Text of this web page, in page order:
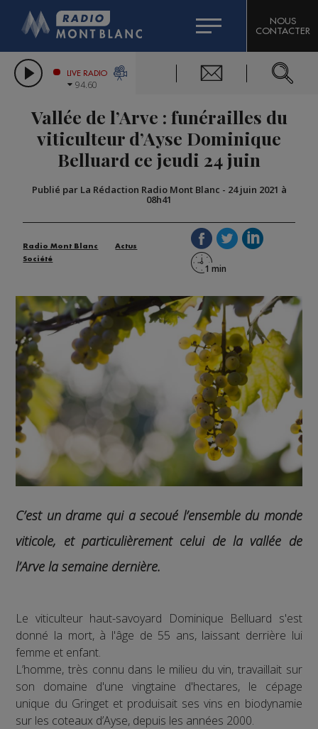
LES CHRONIQUES DE L'EXPERT
CITIZEN MACHINERY
GRAND MASSIF DOMAINES SKIABLES
BIGARD
COMPAGNIE DU MONT-BLANC
NOUS
CONTACTER
LIVE RADIO
94.60
Vallée de l’Arve : funérailles du
viticulteur d’Ayse Dominique
Belluard ce jeudi 24 juin
Publié par La Rédaction Radio Mont Blanc - 24 juin 2021 à
08h41
Radio Mont Blanc
Actus
Société
C’est un drame qui a secoué l’ensemble du monde
viticole, et particulièrement celui de la vallée de
l’Arve la semaine dernière.
Le viticulteur haut-savoyard Dominique Belluard s'est
donné la mort, à l'âge de 55 ans, laissant derrière lui
femme et enfant.
L’homme, très connu dans le milieu du vin, travaillait sur
son domaine d'une vingtaine d'hectares, le cépage
unique du Gringet et produisait ses vins en biodynamie
sur les coteaux d’Ayse, depuis les années 2000.